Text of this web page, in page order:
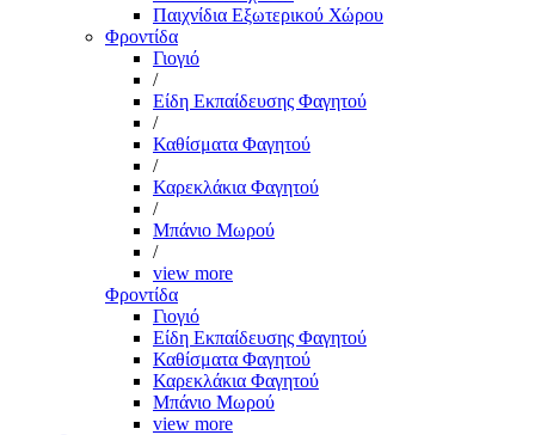
Παιχνίδια Εξωτερικού Χώρου
Φροντίδα
Γιογιό
/
Είδη Εκπαίδευσης Φαγητού
/
Καθίσματα Φαγητού
/
Καρεκλάκια Φαγητού
/
Μπάνιο Μωρού
/
view more
Φροντίδα
Γιογιό
Είδη Εκπαίδευσης Φαγητού
Καθίσματα Φαγητού
Καρεκλάκια Φαγητού
Μπάνιο Μωρού
view more